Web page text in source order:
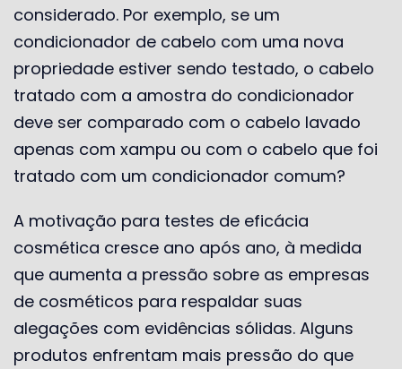
considerado. Por exemplo, se um
condicionador de cabelo com uma nova
propriedade estiver sendo testado, o cabelo
tratado com a amostra do condicionador
deve ser comparado com o cabelo lavado
apenas com xampu ou com o cabelo que foi
tratado com um condicionador comum?
A motivação para testes de eficácia
cosmética cresce ano após ano, à medida
que aumenta a pressão sobre as empresas
de cosméticos para respaldar suas
alegações com evidências sólidas. Alguns
produtos enfrentam mais pressão do que